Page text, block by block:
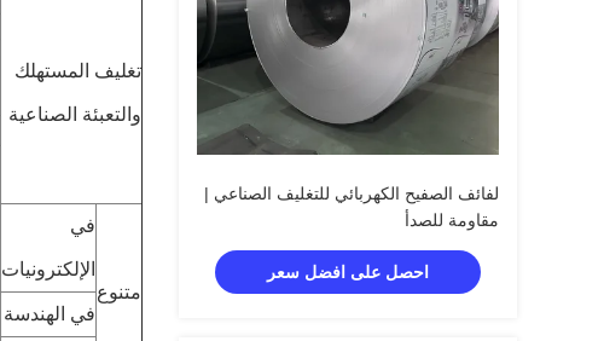
لفائف الصفيح الكهربائي للتغليف الصناعي |
مقاومة للصدأ
احصل على افضل سعر
تغليف المستهلك
والتعبئة الصناعية
متنوع
في
الإلكترونيات
في الهندسة